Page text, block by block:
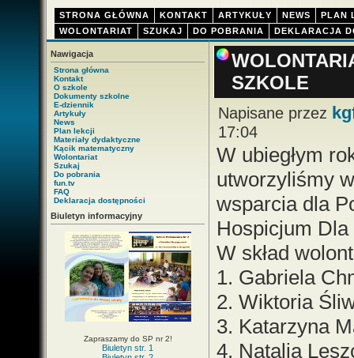
STRONA GŁÓWNA KONTAKT ARTYKUŁY NEWS
PLAN
WOLONTARIAT
SZUKAJ DO POBRANIA DEKLARACJA
Nawigacja
Strona główna
Kontakt
O szkole
Dokumenty szkolne
E-dziennik
Artykuły
News
Plan lekcji
Materiały dydaktyczne
Kącik matematyczny
Wolontariat
Szukaj
Do pobrania
fun.tv
FAQ
Deklaracja dostępności
Biuletyn informacyjny
Zapraszamy do SP nr 2!
Biuletyn str. 1
SZKOLE
Napisane przez
17:04
W ubiegłym
utworzyliśmy
wsparcia dla
Hospicjum
W skład
1. Gabriela
2. Wiktoria
3. Katarzyna
4. Natalia